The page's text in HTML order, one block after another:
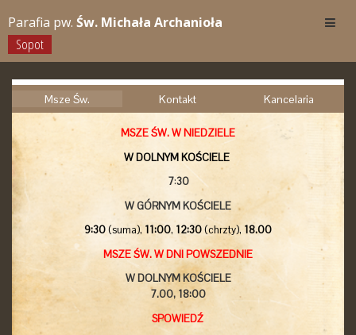
Parafia pw. Św. Michała Archanioła
Sopot
Msze Św. Kontakt Kancelaria
MSZE ŚW. W NIEDZIELE
W DOLNYM KOŚCIELE
7:30
W GÓRNYM KOŚCIELE
9:30(suma), 11:00, 12:30(chrzty), 18.00
MSZE ŚW. W DNI POWSZEDNIE
W DOLNYM KOŚCIELE
7.00, 18:00
SPOWIEDŹ